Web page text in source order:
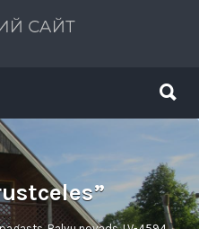
отдыха